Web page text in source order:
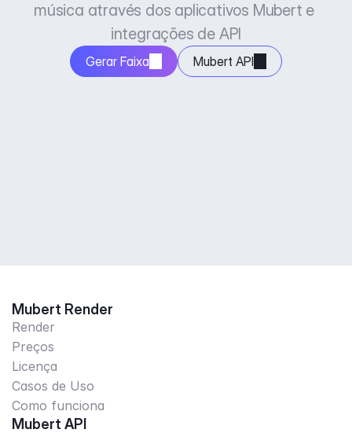
música através dos aplicativos Mubert e
integrações de API
Gerar Faixa Mubert API
Mubert Render
Render
Preços
Licença
Casos de Uso
Como funciona
Mubert API